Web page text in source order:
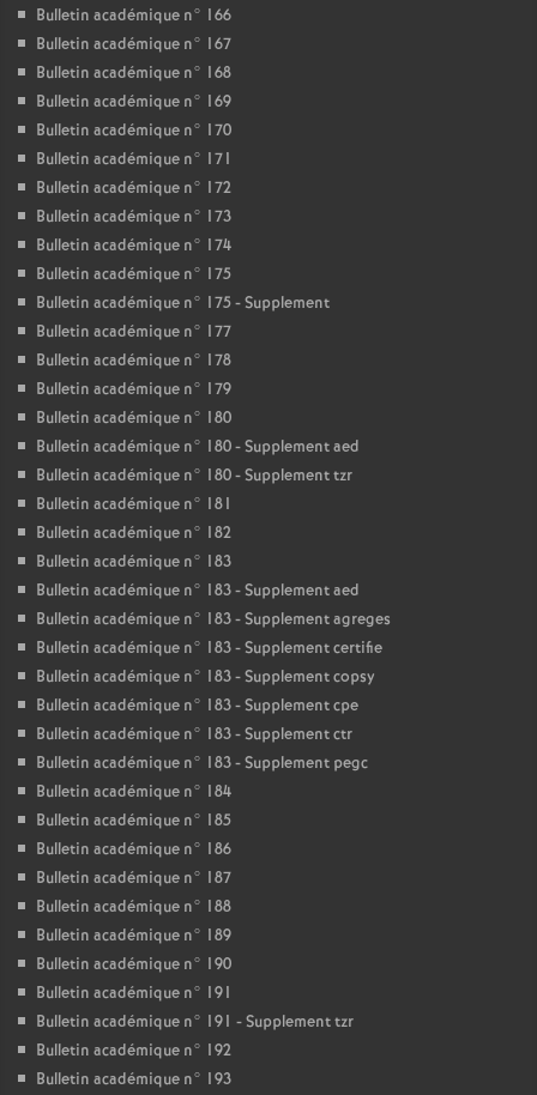
Bulletin académique n° 166
Bulletin académique n° 167
Bulletin académique n° 168
Bulletin académique n° 169
Bulletin académique n° 170
Bulletin académique n° 171
Bulletin académique n° 172
Bulletin académique n° 173
Bulletin académique n° 174
Bulletin académique n° 175
Bulletin académique n° 175 - Supplement
Bulletin académique n° 177
Bulletin académique n° 178
Bulletin académique n° 179
Bulletin académique n° 180
Bulletin académique n° 180 - Supplement aed
Bulletin académique n° 180 - Supplement tzr
Bulletin académique n° 181
Bulletin académique n° 182
Bulletin académique n° 183
Bulletin académique n° 183 - Supplement aed
Bulletin académique n° 183 - Supplement agreges
Bulletin académique n° 183 - Supplement certifie
Bulletin académique n° 183 - Supplement copsy
Bulletin académique n° 183 - Supplement cpe
Bulletin académique n° 183 - Supplement ctr
Bulletin académique n° 183 - Supplement pegc
Bulletin académique n° 184
Bulletin académique n° 185
Bulletin académique n° 186
Bulletin académique n° 187
Bulletin académique n° 188
Bulletin académique n° 189
Bulletin académique n° 190
Bulletin académique n° 191
Bulletin académique n° 191 - Supplement tzr
Bulletin académique n° 192
Bulletin académique n° 193